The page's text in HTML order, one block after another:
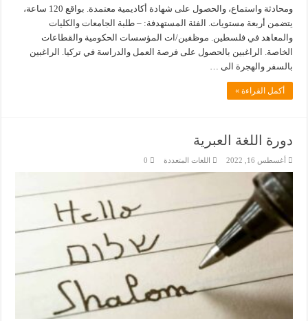
ومحادثة واستماع، والحصول على شهادة أكاديمية معتمدة. بواقع 120 ساعة،
يتضمن أربعة مستويات. الفئة المستهدفة: – طلبة الجامعات والكليات
والمعاهد في فلسطين. موظفين/ات المؤسسات الحكومية والقطاعات
الخاصة. الراغبين بالحصول على فرصة العمل والدراسة في تركيا. الراغبين
بالسفر والهجرة الى …
أكمل القراءة »
دورة اللغة العبرية
أغسطس 16, 2022 اللغات المتعددة 0